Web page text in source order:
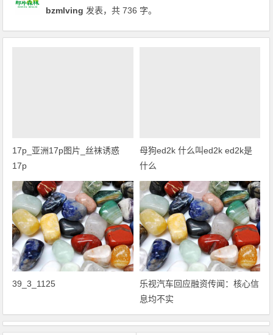
bzmlving 发表，共 736 字。
17p_亚洲17p图片_丝袜诱惑
17p
母狗ed2k 什么叫ed2k ed2k是
什么
39_3_1125
乐视汽车回应融资传闻：核心信
息均不实